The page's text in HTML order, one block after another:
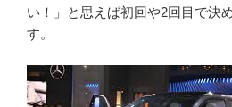
い！」と思えば初回や2回目で決
す。